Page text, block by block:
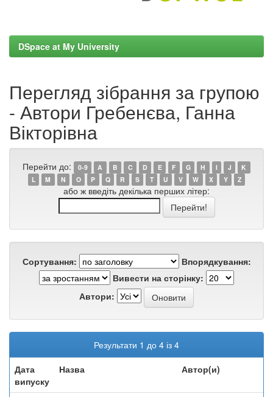
DSpace at My University
Перегляд зібрання за групою
- Автори Гребенєва, Ганна
Вікторівна
Перейти до: 0-9 A B C D E F G H I J
K
L
M N O P Q R S T U V W X Y Z
або ж введіть декілька перших літер:
Сортування:
Впорядкування:
Вивести на сторінку:
Автори:
Результати 1 до 4 із 4
Дата
випуску
Назва Автор(и)